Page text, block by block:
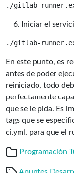
Iniciar el
En este punto, es
antes de poder
reiniciado, todo
perfectamente
que se le pida. Es
tags que se
ci.yml, para que el
Programación